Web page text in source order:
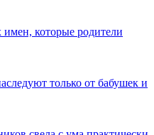
которые родители
только от бабушек и